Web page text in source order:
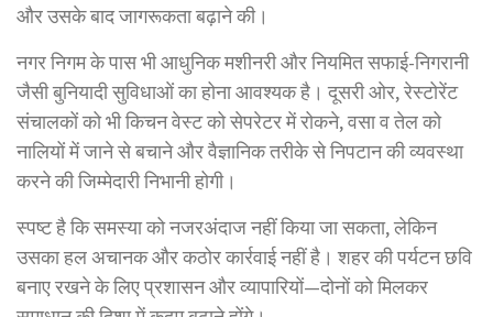
और उसके बाद जागरूकता बढ़ाने की।
नगर निगम के पास भी आधुनिक मशीनरी और नियमित सफाई-निगरानी
जैसी बुनियादी सुविधाओं का होना आवश्यक है। दूसरी ओर, रेस्टोरेंट
संचालकों को भी किचन वेस्ट को सेपरेटर में रोकने, वसा व तेल को
नालियों में जाने से बचाने और वैज्ञानिक तरीके से निपटान की व्यवस्था
करने की जिम्मेदारी निभानी होगी।
स्पष्ट है कि समस्या को नजरअंदाज नहीं किया जा सकता, लेकिन
उसका हल अचानक और कठोर कार्रवाई नहीं है। शहर की पर्यटन छवि
बनाए रखने के लिए प्रशासन और व्यापारियों—दोनों को मिलकर